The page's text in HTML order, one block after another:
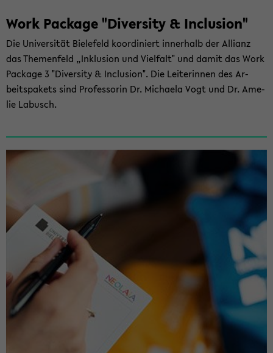
Work Packa­ge "Di­ver­si­ty & In­clu­si­on"
Die Uni­ver­si­tät Bie­le­feld ko­or­di­niert in­ner­halb der Al­li­anz
das The­men­feld „In­klu­si­on und Viel­falt" und damit das Work
Packa­ge 3 "Di­ver­si­ty & In­clu­si­on". Die Lei­te­rin­nen des Ar­
beits­pa­kets sind Pro­fes­so­rin Dr. Mi­chae­la Vogt und Dr. Ame­
lie La­busch.